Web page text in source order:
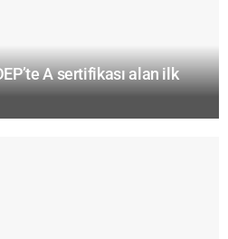
A sertifikası alan ilk